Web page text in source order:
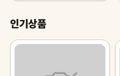
인기상품